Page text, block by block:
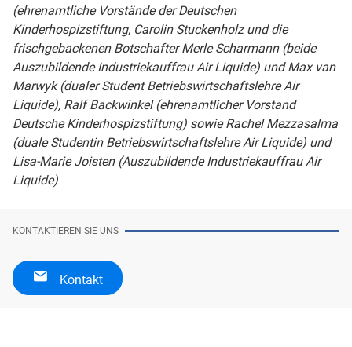
(ehrenamtliche Vorstände der Deutschen
Kinderhospizstiftung, Carolin Stuckenholz und die
frischgebackenen Botschafter Merle Scharmann (beide
Auszubildende Industriekauffrau Air Liquide) und Max van
Marwyk (dualer Student Betriebswirtschaftslehre Air
Liquide), Ralf Backwinkel (ehrenamtlicher Vorstand
Deutsche Kinderhospizstiftung) sowie Rachel Mezzasalma
(duale Studentin Betriebswirtschaftslehre Air Liquide) und
Lisa-Marie Joisten (Auszubildende Industriekauffrau Air
Liquide)
KONTAKTIEREN SIE UNS
Kontakt